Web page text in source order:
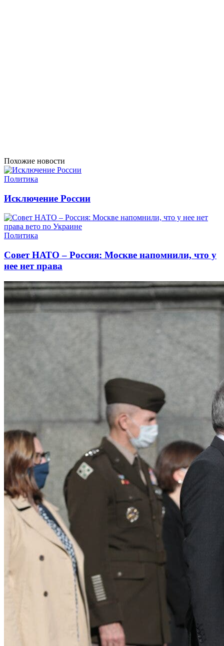
Похожие новости
Политика
Исключение России
Политика
Совет НАТО – Россия: Москве напомнили, что у
нее нет права